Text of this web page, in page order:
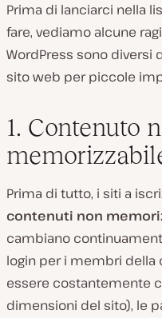
Prima di lanciarci nella
fare, vediamo alcune
WordPress sono diversi
sito web per piccole
1. Contenuto
Prima di tutto, i siti a
contenuti non
cambiano
login per i membri
essere costantemente
dimensioni del sito), le